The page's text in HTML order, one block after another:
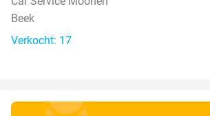
Beek
Verkocht: 17